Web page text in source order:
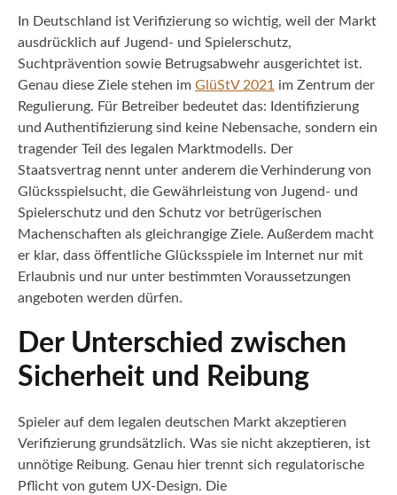
In Deutschland ist Verifizierung so wichtig, weil der Markt
ausdrücklich auf Jugend- und Spielerschutz,
Suchtprävention sowie Betrugsabwehr ausgerichtet ist.
Genau diese Ziele stehen im GlüStV 2021 im Zentrum der
Regulierung. Für Betreiber bedeutet das: Identifizierung
und Authentifizierung sind keine Nebensache, sondern ein
tragender Teil des legalen Marktmodells. Der
Staatsvertrag nennt unter anderem die Verhinderung von
Glücksspielsucht, die Gewährleistung von Jugend- und
Spielerschutz und den Schutz vor betrügerischen
Machenschaften als gleichrangige Ziele. Außerdem macht
er klar, dass öffentliche Glücksspiele im Internet nur mit
Erlaubnis und nur unter bestimmten Voraussetzungen
angeboten werden dürfen.
Der Unterschied zwischen
Sicherheit und Reibung
Spieler auf dem legalen deutschen Markt akzeptieren
Verifizierung grundsätzlich. Was sie nicht akzeptieren, ist
unnötige Reibung. Genau hier trennt sich regulatorische
Pflicht von gutem UX-Design. Die